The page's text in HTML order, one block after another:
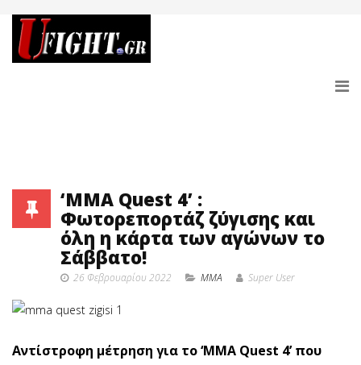
‘MMA Quest 4’ :
Φωτορεπορτάζ ζύγισης και
όλη η κάρτα των αγώνων το
Σάββατο!
26 Φεβρουαρίου 2022 MMA Super User
Αντίστροφη μέτρηση για το ‘MMA Quest 4’ που